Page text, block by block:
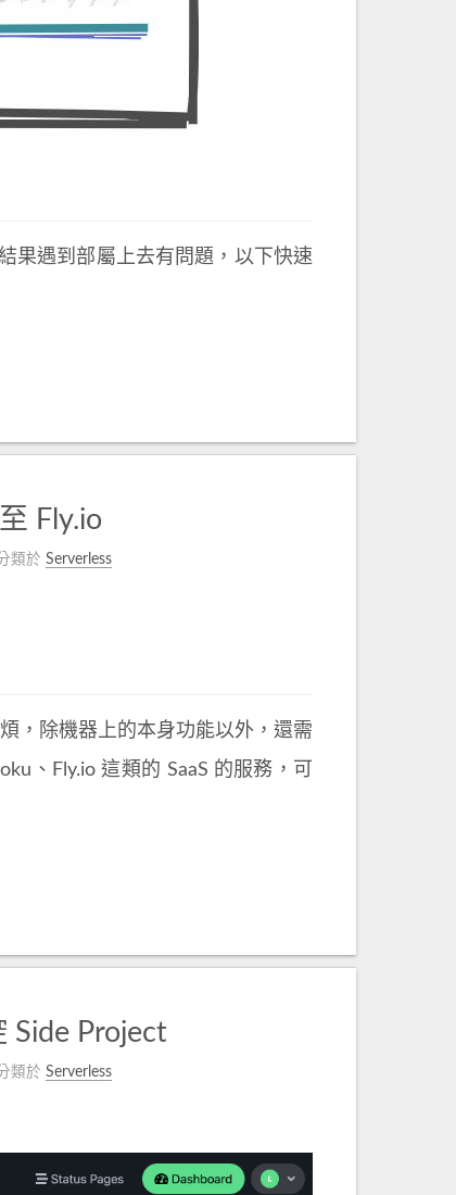
結果遇到部屬上去有問題，以下快速
Fly.io
類於 Serverless
，除機器上的本身功能以外，還需
、Fly.io 這類的 SaaS 的服務，可
Side Project
類於 Serverless